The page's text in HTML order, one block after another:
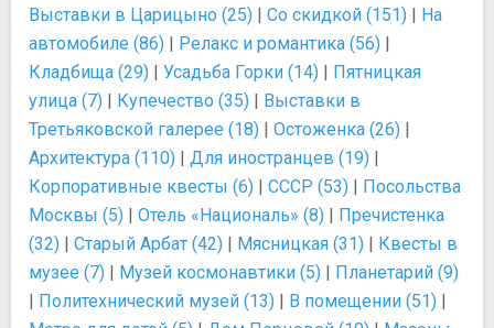
Выставки в Царицыно (25) | Со скидкой (151) | На
автомобиле (86) | Релакс и романтика (56) |
Кладбища (29) | Усадьба Горки (14) | Пятницкая
улица (7) | Купечество (35) | Выставки в
Третьяковской галерее (18) | Остоженка (26) |
Архитектура (110) | Для иностранцев (19) |
Корпоративные квесты (6) | СССР (53) | Посольства
Москвы (5) | Отель «Националь» (8) | Пречистенка
(32) | Старый Арбат (42) | Мясницкая (31) | Квесты в
музее (7) | Музей космонавтики (5) | Планетарий (9)
| Политехнический музей (13) | В помещении (51) |